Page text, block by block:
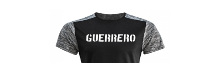
la
página
tiene